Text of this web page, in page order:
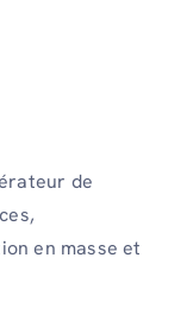
de
en masse et